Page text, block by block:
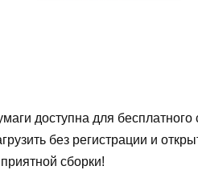
доступна для
без регистрации и
сборки!